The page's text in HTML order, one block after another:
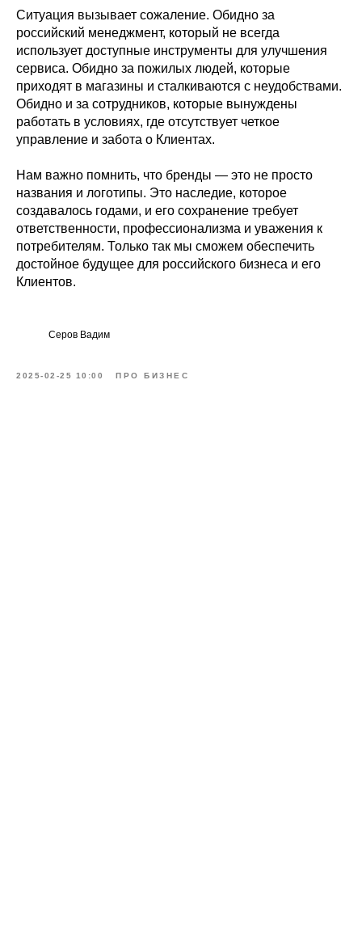
Ситуация вызывает сожаление. Обидно за
российский менеджмент, который не всегда
использует доступные инструменты для улучшения
сервиса. Обидно за пожилых людей, которые
приходят в магазины и сталкиваются с неудобствами.
Обидно и за сотрудников, которые вынуждены
работать в условиях, где отсутствует четкое
управление и забота о Клиентах.
Нам важно помнить, что бренды — это не просто
названия и логотипы. Это наследие, которое
создавалось годами, и его сохранение требует
ответственности, профессионализма и уважения к
потребителям. Только так мы сможем обеспечить
достойное будущее для российского бизнеса и его
Клиентов.
Серов Вадим
2025-02-25 10:00 ПРО БИЗНЕС